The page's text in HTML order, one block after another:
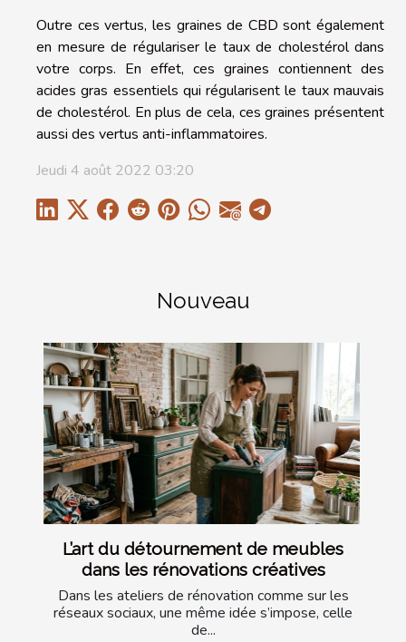
Nouveau
L’art du détournement de meubles
dans les rénovations créatives
Dans les ateliers de rénovation comme sur les
réseaux sociaux, une même idée s’impose, celle
de...
Outre ces vertus, les graines de CBD sont également
en mesure de régulariser le taux de cholestérol dans
votre corps. En effet, ces graines contiennent des
acides gras essentiels qui régularisent le taux mauvais
de cholestérol. En plus de cela, ces graines présentent
aussi des vertus anti-inflammatoires.
Jeudi 4 août 2022 03:20